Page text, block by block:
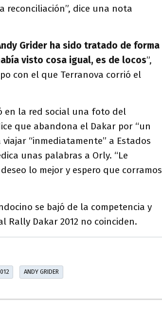
reconciliación”, dice una nota
Grider ha sido tratado de forma
visto cosa igual, es de locos”,
con el que Terranova corrió el
en la red social una foto del
que abandona el Dakar por “un
“inmediatamente” a Estados
unas palabras a Orly. “Le
lo mejor y espero que corramos
se bajó de la competencia y
Rally Dakar 2012 no coinciden.
ANDY GRIDER